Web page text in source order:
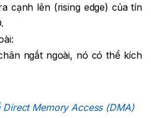
cạnh lên (rising edge) của tín
ngắt ngoài, nó có thể kích
Direct Memory Access (DMA)